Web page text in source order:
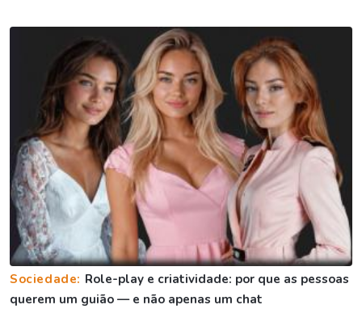
Sociedade: Role-play e criatividade: por que as pessoas
querem um guião — e não apenas um chat